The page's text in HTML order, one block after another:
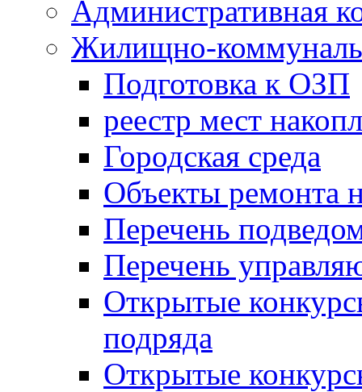
Административная
Жилищно-
Подготовка к ОЗП
реестр мест
Городская среда
Объекты ремонта
Перечень
Перечень
Открытые
подряда
Открытые